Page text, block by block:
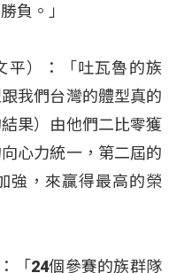
負。」
平）：「吐瓦魯的族
我們台灣的體型真的
果）由他們二比零獲
心力統一，第二屆的
強，來贏得最高的榮
「24個參賽的族群隊